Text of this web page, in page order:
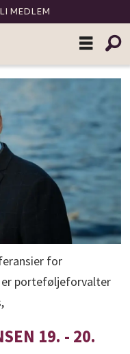
MEDLEM
for
er porteføljeforvalter
19. - 20.